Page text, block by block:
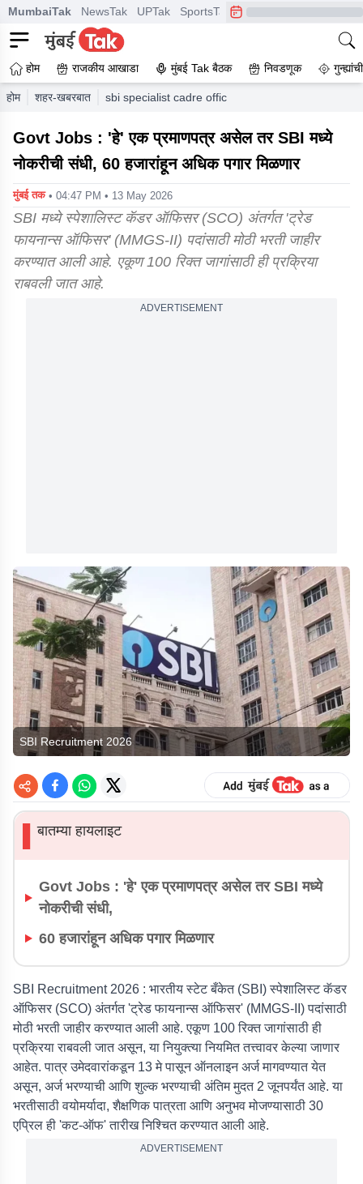
MumbaiTak NewsTak UPTak SportsTak CrimeTak
होम राजकीय आखाडा मुंबई Tak बैठक निवडणूक
होम शहर-खबरबात sbi specialist cadre officer recruitment 2026
Govt Jobs : 'हे' एक प्रमाणपत्र असेल तर SBI मध्ये
नोकरीची संधी, 60 हजारांहून अधिक पगार मिळणार
मुंबई तक • 04:47 PM • 13 May 2026
SBI मध्ये स्पेशालिस्ट कॅडर ऑफिसर (SCO) अंतर्गत 'ट्रेड
फायनान्स ऑफिसर' (MMGS-II) पदांसाठी मोठी भरती जाहीर
करण्यात आली आहे. एकूण 100 रिक्त जागांसाठी ही प्रक्रिया
राबवली जात आहे.
ADVERTISEMENT
SBI Recruitment 2026
▌बातम्या हायलाइट
Govt Jobs : 'हे' एक प्रमाणपत्र असेल तर SBI मध्ये
नोकरीची संधी,
60 हजारांहून अधिक पगार मिळणार
SBI Recruitment 2026 : भारतीय स्टेट बँकेत (SBI) स्पेशालिस्ट कॅडर
ऑफिसर (SCO) अंतर्गत 'ट्रेड फायनान्स ऑफिसर' (MMGS-II) पदांसाठी
मोठी भरती जाहीर करण्यात आली आहे. एकूण 100 रिक्त जागांसाठी ही
प्रक्रिया राबवली जात असून, या नियुक्त्या नियमित तत्त्वावर केल्या जाणार
आहेत. पात्र उमेदवारांकडून 13 मे पासून ऑनलाइन अर्ज मागवण्यात येत
असून, अर्ज भरण्याची आणि शुल्क भरण्याची अंतिम मुदत 2 जूनपर्यंत आहे. या
भरतीसाठी वयोमर्यादा, शैक्षणिक पात्रता आणि अनुभव मोजण्यासाठी 30
एप्रिल ही 'कट-ऑफ' तारीख निश्चित करण्यात आली आहे.
ADVERTISEMENT